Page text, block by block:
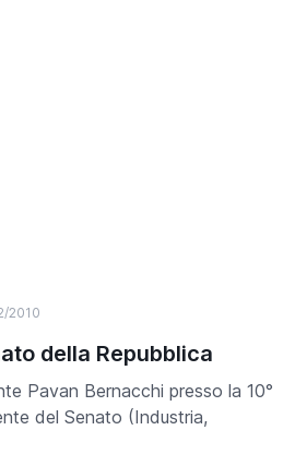
2010
della Repubblica
Pavan Bernacchi presso la 10°
del Senato (Industria,